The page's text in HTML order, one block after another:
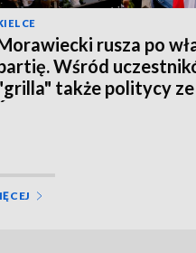
rusza po
Wśród
także politycy ze
Świętokrzyskiego